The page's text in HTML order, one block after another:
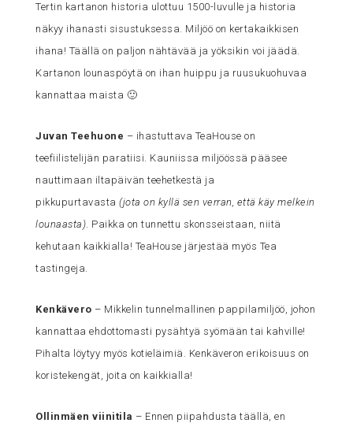
Tertin kartanon historia ulottuu 1500-luvulle ja historia
näkyy ihanasti sisustuksessa. Miljöö on kertakaikkisen
ihana! Täällä on paljon nähtävää ja yöksikin voi jäädä.
Kartanon lounaspöytä on ihan huippu ja ruusukuohuvaa
kannattaa maista 🙂
Juvan Teehuone – ihastuttava TeaHouse on
teefiilistelijän paratiisi. Kauniissa miljöössä pääsee
nauttimaan iltapäivän teehetkestä ja
pikkupurtavasta(jota on kyllä sen verran, että käy melkein
lounaasta). Paikka on tunnettu skonsseistaan, niitä
kehutaan kaikkialla! TeaHouse järjestää myös Tea
tastingeja.
Kenkävero – Mikkelin tunnelmallinen pappilamiljöö, johon
kannattaa ehdottomasti pysähtyä syömään tai kahville!
Pihalta löytyy myös kotieläimiä. Kenkäveron erikoisuus on
koristekengät, joita on kaikkialla!
Ollinmäen viinitila – Ennen piipahdusta täällä, en